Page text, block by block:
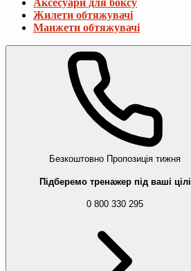
Жилети обтяжувачі
Манжети обтяжувачі
Безкоштовно Пропозиція тижня
Підберемо тренажер під ваші цілі
0 800 330 295